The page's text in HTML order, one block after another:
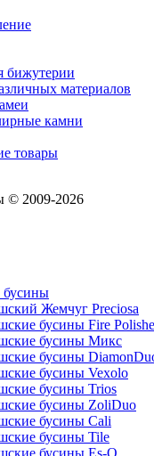
бижутерии
материалов
камни
товары
© 2009-2026
бусины
Жемчуг Preciosa
бусины Fire
бусины Микс
бусины
бусины Vexolo
бусины Trios
бусины ZoliDuo
бусины Cali
бусины Tile